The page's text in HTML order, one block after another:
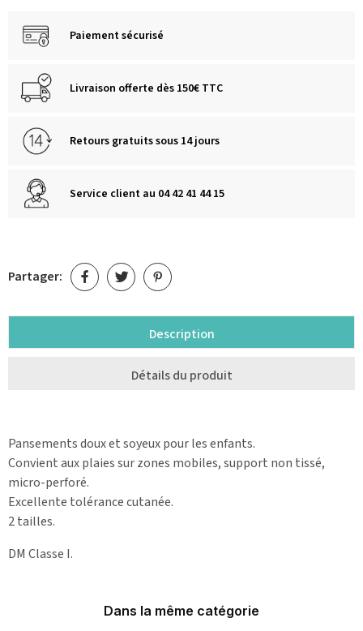
Paiement sécurisé
Livraison offerte dès 150€ TTC
Retours gratuits sous 14 jours
Service client au 04 42 41 44 15
Partager:
Description
Détails du produit
Pansements doux et soyeux pour les enfants.
Convient aux plaies sur zones mobiles, support non tissé,
micro-perforé.
Excellente tolérance cutanée.
2 tailles.
DM Classe I.
Dans la même catégorie